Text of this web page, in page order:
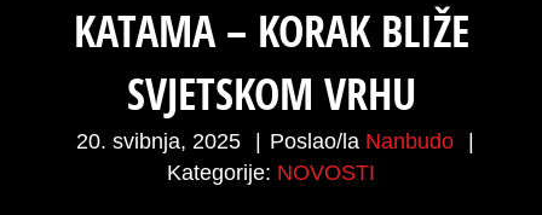
KATAMA – KORAK BLIŽE
SVJETSKOM VRHU
20. svibnja, 2025 Poslao/la Nanbudo
Kategorije: NOVOSTI